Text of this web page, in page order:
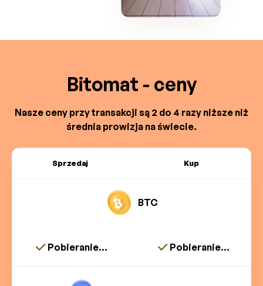
Bitomat - ceny
Nasze ceny przy transakcji są 2 do 4 razy niższe niż
średnia prowizja na świecie.
Sprzedaj Kup
BTC
Pobieranie... Pobieranie...